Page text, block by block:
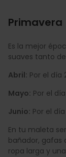
Primavera
Es la mejor
suaves tanto
Abril: Por el día
Mayo: Por el
Junio: Por el
En tu maleta
bañador, gafas
ropa larga y